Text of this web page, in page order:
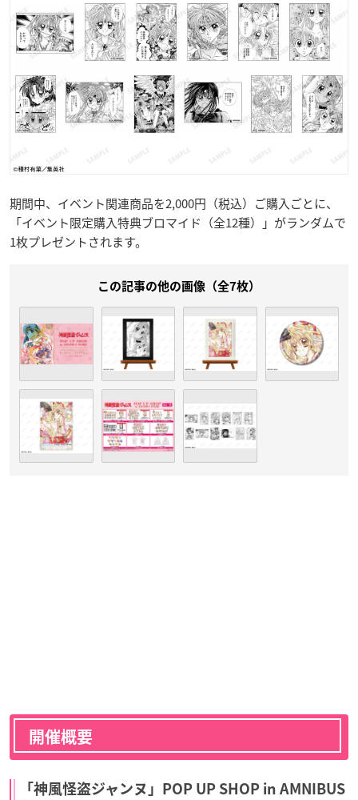
期間中、イベント関連商品を2,000円（税込）ご購入ごとに、
「イベント限定購入特典ブロマイド（全12種）」がランダムで
1枚プレゼントされます。
この記事の他の画像（全7枚）
開催概要
「神風怪盗ジャンヌ」POP UP SHOP in AMNIBUS